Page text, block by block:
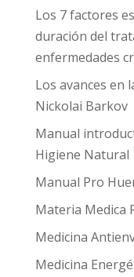
Los 7 factores
duración del
enfermedades
Los avances en
Nickolai Barkov
Manual
Higiene Natural
Manual Pro
Materia Medica
Medicina
Medicina